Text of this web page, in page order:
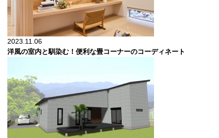
2023.11.06
洋風の室内と馴染む！便利な畳コーナーのコーディネート